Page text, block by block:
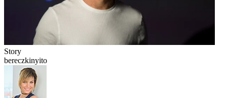
Story
bereczkinyito